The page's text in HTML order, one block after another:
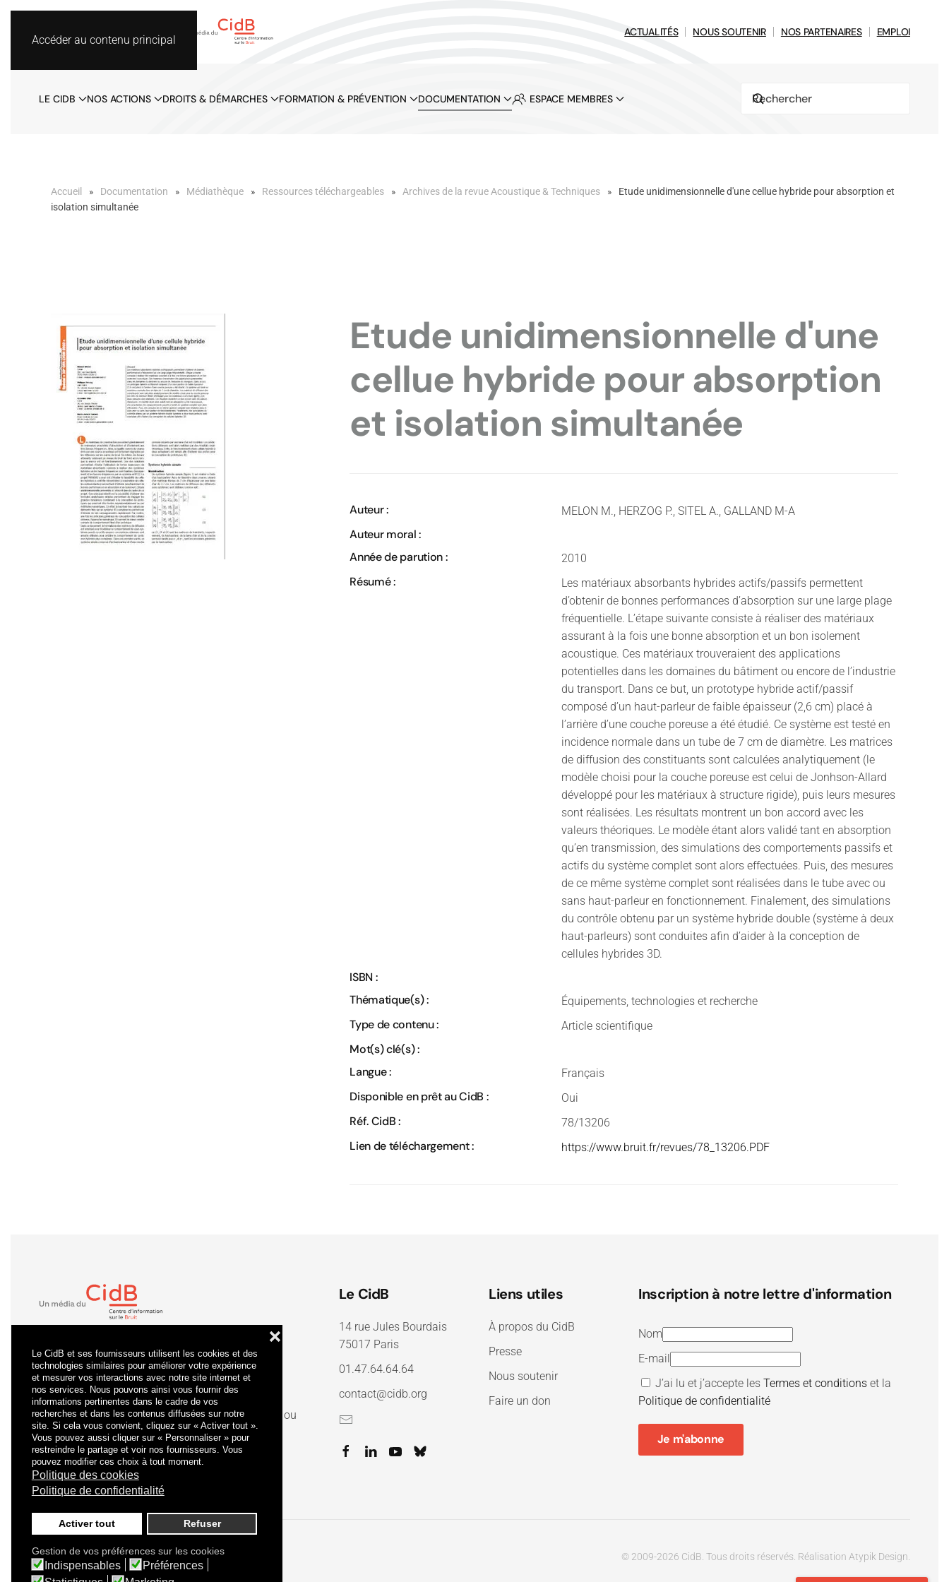
Le CidB et ses fournisseurs utilisent les cookies et des
technologies similaires pour améliorer votre expérience
et mesurer vos interactions avec notre site internet et
nos services. Nous pouvons ainsi vous fournir des
informations pertinentes dans le cadre de vos
recherches et dans les contenus diffusées sur notre
site. Si cela vous convient, cliquez sur « Activer tout ».
Vous pouvez aussi cliquer sur « Personnaliser » pour
restreindre le partage et voir nos fournisseurs. Vous
pouvez modifier ces choix à tout moment.
Politique des cookies
Politique de confidentialité
Activer tout Refuser
❌
Gestion de vos préférences sur les cookies
Indispensables
Préférences
Accéder au contenu principal
ACTUALITÉS NOUS SOUTENIR NOS PARTENAIRES EMPLOI
LE CIDB NOS ACTIONS DROITS & DÉMARCHES FORMATION & PRÉVENTION DOCUMENTATION ESPACE MEMBRES
Accueil Documentation Médiathèque Ressources téléchargeables Archives de la revue Acoustique & Techniques
Etude unidimensionnelle d'une cellue hybride pour absorption et
isolation simultanée
Etude unidimensionnelle d'une
cellue hybride pour absorption
et isolation simultanée
Auteur : MELON M., HERZOG P., SITEL A., GALLAND M-A
Auteur moral :
Année de parution :
2010
Résumé :
Les matériaux absorbants hybrides actifs/passifs permettent
d’obtenir de bonnes performances d’absorption sur une large plage
fréquentielle. L’étape suivante consiste à réaliser des matériaux
assurant à la fois une bonne absorption et un bon isolement
acoustique. Ces matériaux trouveraient des applications
potentielles dans les domaines du bâtiment ou encore de l’industrie
du transport. Dans ce but, un prototype hybride actif/passif
composé d’un haut-parleur de faible épaisseur (2,6 cm) placé à
l’arrière d’une couche poreuse a été étudié. Ce système est testé en
incidence normale dans un tube de 7 cm de diamètre. Les matrices
de diffusion des constituants sont calculées analytiquement (le
modèle choisi pour la couche poreuse est celui de Jonhson-Allard
développé pour les matériaux à structure rigide), puis leurs mesures
sont réalisées. Les résultats montrent un bon accord avec les
valeurs théoriques. Le modèle étant alors validé tant en absorption
qu’en transmission, des simulations des comportements passifs et
actifs du système complet sont alors effectuées. Puis, des mesures
de ce même système complet sont réalisées dans le tube avec ou
sans haut-parleur en fonctionnement. Finalement, des simulations
du contrôle obtenu par un système hybride double (système à deux
haut-parleurs) sont conduites afin d’aider à la conception de
cellules hybrides 3D.
ISBN :
Thématique(s) :
Équipements, technologies et recherche
Type de contenu : Article scientifique
Mot(s) clé(s) :
Langue :
Français
Disponible en prêt au CidB : Oui
Réf. CidB : 78/13206
Lien de téléchargement : https://www.bruit.fr/revues/78_13206.PDF
Lacertification qualité a été délivrée au titre de la ou
des catégories d'actions suivantes : actions de
formation.
Le CidB
14 rue Jules Bourdais
75017 Paris
01.47.64.64.64
contact@cidb.org
Liens utiles
À propos du CidB
Presse
Nous soutenir
Faire un don
Inscription à notre lettre d'information
Nom
E-mail
J’ai lu et j’accepte lesTermes et conditions et la
Politique de confidentialité
Je m'abonne
Politique de confidentialité Mentions légales © 2009-2026 CidB. Tous droits réservés. Réalisation Atypik Design